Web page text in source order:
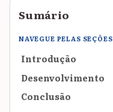
Sumário
NAVEGUE PELAS SEÇÕES
Introdução
Desenvolvimento
Conclusão